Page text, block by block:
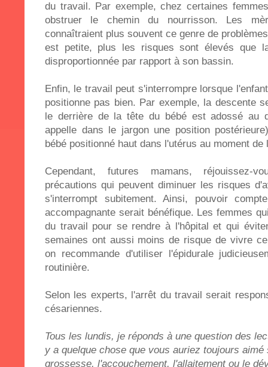
du travail. Par exemple, chez certaines
obstruer le chemin du nourrisson. Les
connaîtraient plus souvent ce genre de
est petite, plus les risques sont élevés que
disproportionnée par rapport à son bassin.
Enfin, le travail peut s'interrompre lorsque
positionne pas bien. Par exemple, la descente
le derrière de la tête du bébé est adossé au
appelle dans le jargon une position
bébé positionné haut dans l'utérus au moment de
Cependant, futures mamans, réjouissez-
précautions qui peuvent diminuer les risques
s'interrompt subitement. Ainsi, pouvoir
accompagnante serait bénéfique. Les femmes
du travail pour se rendre à l'hôpital et qui
semaines ont aussi moins de risque de vivre
on recommande d'utiliser l'épidurale
routinière.
Selon les experts, l'arrêt du travail serait
césariennes.
Tous les lundis, je réponds à une question des
y a quelque chose que vous auriez toujours
grossesse, l'accouchement, l'allaitement ou le